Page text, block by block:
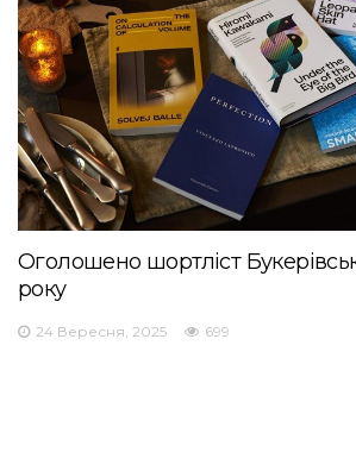
Оголошено шортліст
року
24 Вересня, 2025 699